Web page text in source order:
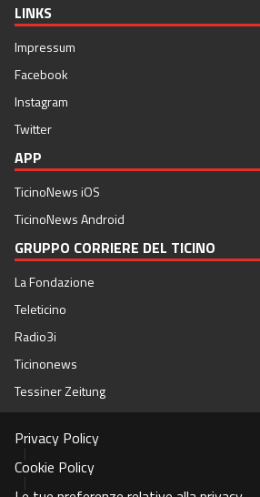
LINKS
Impressum
Facebook
Instagram
Twitter
APP
TicinoNews iOS
TicinoNews Android
GRUPPO CORRIERE DEL TICINO
La Fondazione
Teleticino
Radio3i
Ticinonews
Tessiner Zeitung
Privacy Policy
Cookie Policy